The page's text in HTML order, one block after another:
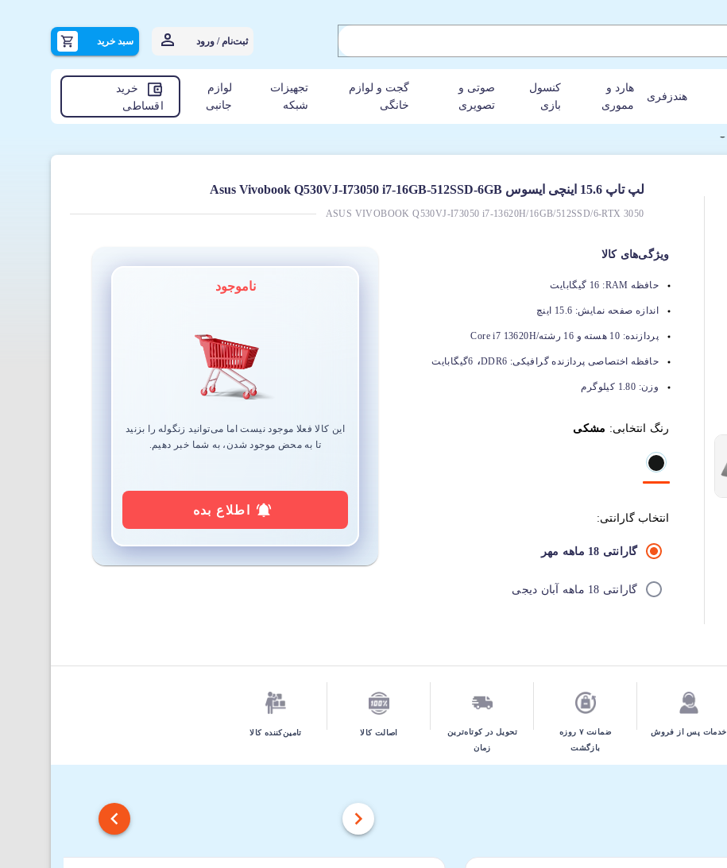
ثبت‌نام / ورود سبد خرید
هندزفری
هارد و
مموری
کنسول
بازی
صوتی و
تصویری
گجت و لوازم
خانگی
تجهیزات
شبکه
لوازم
جانبی
خرید
اقساطی
لپ‌ تاپ 15.6 اینچی ایسوس Asus Vivobook Q530VJ-I73050 i7-16GB-512SSD-6GB
ASUS VIVOBOOK Q530VJ-I73050 i7-13620H/16GB/512SSD/6-RTX 3050
ویژگی‌های کالا
حافظه RAM: 16 گیگابایت
اندازه صفحه نمایش: 15.6 اینچ
پردازنده: 10 هسته و 16 رشته/Core i7 13620H
حافظه اختصاصی پردازنده گرافیکی: DDR6، 6گیگابایت
وزن: 1.80 کیلوگرم
رنگ انتخابی: مشکی
انتخاب گارانتی:
گارانتی 18 ماهه مهر
گارانتی 18 ماهه آبان دیجی
ناموجود
این کالا فعلا موجود نیست اما می‌توانید زنگوله را بزنید
تا به محض موجود شدن، به شما خبر دهیم.
اطلاع بده
خدمات پس از فروش
ضمانت ۷ روزه
بازگشت
تحویل در کوتاه‌ترین
زمان
اصالت کالا تامین‌کننده کالا